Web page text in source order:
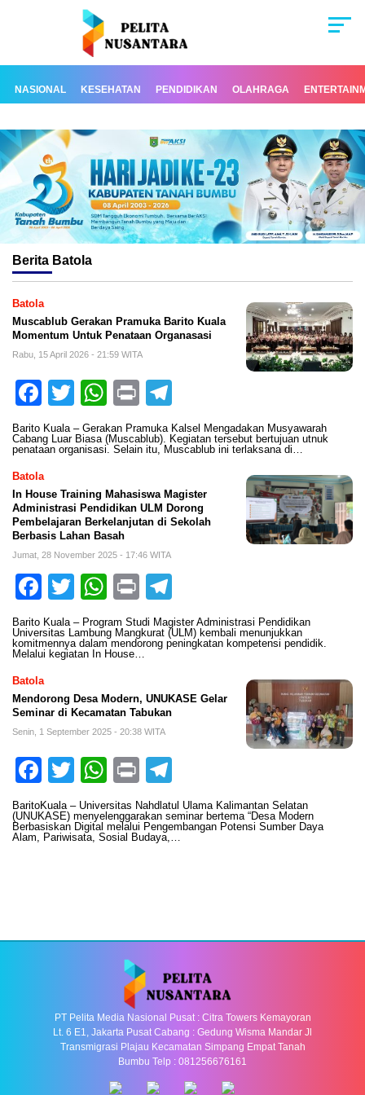
NASIONAL KESEHATAN PENDIDIKAN OLAHRAGA
Berita Batola
Batola
Muscablub Gerakan Pramuka Barito Kuala
Momentum Untuk Penataan Organasasi
Rabu, 15 April 2026 - 21:59 WITA
Facebook
TwitterWhatsApp
Print
Barito Kuala – Gerakan Pramuka Kalsel Mengadakan Musyawarah
Cabang Luar Biasa (Muscablub). Kegiatan tersebut bertujuan utnuk
penataan organisasi. Selain itu, Muscablub ini terlaksana di…
Batola
In House Training Mahasiswa Magister
Administrasi Pendidikan ULM Dorong
Pembelajaran Berkelanjutan di Sekolah
Berbasis Lahan Basah
Jumat, 28 November 2025 - 17:46 WITA
Facebook
TwitterWhatsApp
Print
Barito Kuala – Program Studi Magister Administrasi Pendidikan
Universitas Lambung Mangkurat (ULM) kembali menunjukkan
komitmennya dalam mendorong peningkatan kompetensi pendidik.
Melalui kegiatan In House…
Batola
Mendorong Desa Modern, UNUKASE Gelar
Seminar di Kecamatan Tabukan
Senin, 1 September 2025 - 20:38 WITA
Facebook
TwitterWhatsApp
Print
BaritoKuala – Universitas Nahdlatul Ulama Kalimantan Selatan
(UNUKASE) menyelenggarakan seminar bertema “Desa Modern
Berbasiskan Digital melalui Pengembangan Potensi Sumber Daya
Alam, Pariwisata, Sosial Budaya,…
PT Pelita Media Nasional Pusat : Citra Towers Kemayoran
Lt. 6 E1, Jakarta Pusat Cabang : Gedung Wisma Mandar Jl
Transmigrasi Plajau Kecamatan Simpang Empat Tanah
Bumbu Telp : 081256676161